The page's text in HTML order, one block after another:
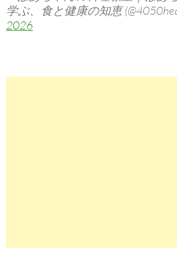
学ぶ、食と健康の知恵
2026